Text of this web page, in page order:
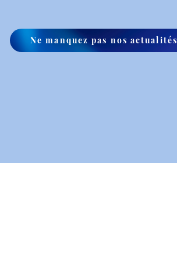
Ne manquez pas nos actualités